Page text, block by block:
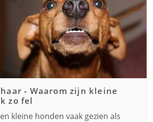
- Waarom zijn kleine
zo fel
kleine honden vaak gezien als